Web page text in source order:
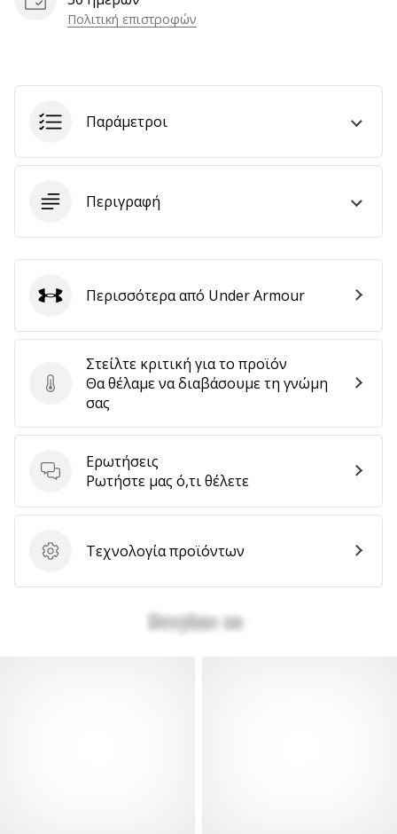
να
…
Εμφάνιση
των
Πολιτική επιστροφών
Παράμετροι
Περιγραφή
Στείλτε κριτική για το προϊόν
Στείλτε κριτική για το προϊόν
Θα θέλαμε να διαβάσουμε τη γνώμη
σας
Ερωτήσεις
Ερωτήσεις
Ρωτήστε μας ό,τι θέλετε
Τεχνολογία προϊόντων
Τεχνολογία προϊόντων
Under Armour
Περισσότερα από Under Armour